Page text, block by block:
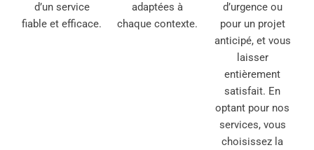
d’un service
fiable et efficace.
adaptées à
chaque contexte.
d’urgence ou
pour un projet
anticipé, et vous
laisser
entièrement
satisfait. En
optant pour nos
services, vous
choisissez la